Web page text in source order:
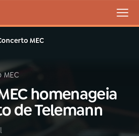
Buscar
MEC
MEC
homenageia
de Telemann